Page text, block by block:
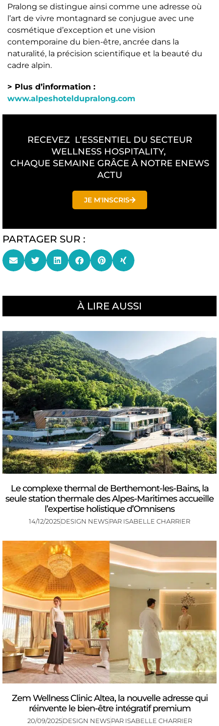
Pralong se distingue ainsi comme une adresse où
l’art de vivre montagnard se conjugue avec une
cosmétique d’exception et une vision
contemporaine du bien-être, ancrée dans la
naturalité, la précision scientifique et la beauté du
cadre alpin.
> Plus d’information :
www.alpeshoteldupralong.com
RECEVEZ L’ESSENTIEL DU SECTEUR
WELLNESS HOSPITALITY,
CHAQUE SEMAINE GRÂCE À NOTRE ENEWS
ACTU
JE M'INSCRIS
PARTAGER SUR :
À LIRE AUSSI
Le complexe thermal de Berthemont-les-Bains, la
seule station thermale des Alpes-Maritimes accueille
l’expertise holistique d’Omnisens
14/12/2025DESIGN NEWSPAR ISABELLE CHARRIER
Zem Wellness Clinic Altea, la nouvelle adresse qui
réinvente le bien-être intégratif premium
20/09/2025DESIGN NEWSPAR ISABELLE CHARRIER